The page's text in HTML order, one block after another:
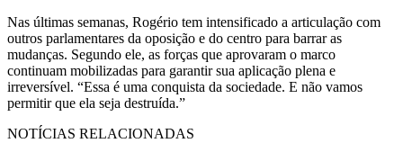
Nas últimas semanas, Rogério tem intensificado a articulação com
outros parlamentares da oposição e do centro para barrar as
mudanças. Segundo ele, as forças que aprovaram o marco
continuam mobilizadas para garantir sua aplicação plena e
irreversível. “Essa é uma conquista da sociedade. E não vamos
permitir que ela seja destruída.”
NOTÍCIAS RELACIONADAS